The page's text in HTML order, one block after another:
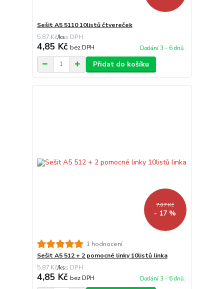
Sešit A5 5110 10listů čtvereček
5,87 Kč/ks
4,85 Kč bez DPH Dodání 3 - 6 dnů.
Přidat do košíku
7,07 Kč
- 17 %
1 hodnocení
Sešit A5 512 + 2 pomocné linky 10listů linka
5,87 Kč/ks
4,85 Kč bez DPH Dodání 3 - 6 dnů.